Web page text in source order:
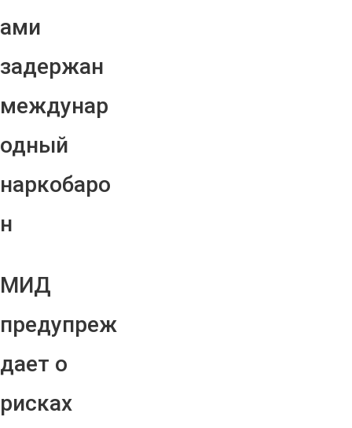
ами
задержан
междунар
одный
наркобаро
н
МИД
предупреж
дает о
рисках